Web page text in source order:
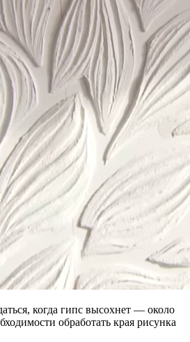
когда гипс высохнет — около
обработать края рисунка